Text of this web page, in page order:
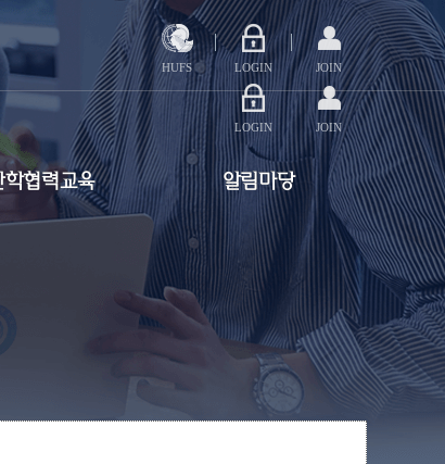
HUFS LOGIN
LOGIN
JOIN
JOIN
학협력교육 알림마당